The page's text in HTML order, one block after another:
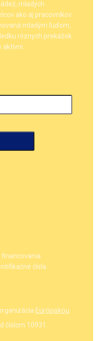
mladých
ako aj pracovníkov
mladým ľuďom,
rôznych prekážok
financovania
čísla:
Európskou
číslom 10931.